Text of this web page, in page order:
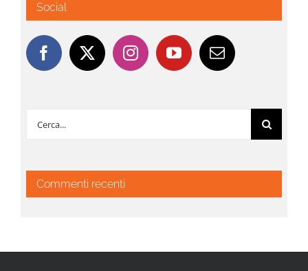
Social
Cerca
Commenti recenti